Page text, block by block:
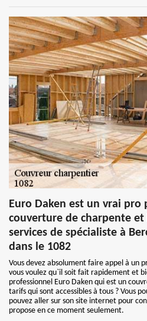
Euro Daken est un vrai pro
couverture de charpente et
services de spécialiste à
dans le 1082
Vous devez absolument faire appel à un
vous voulez qu`il soit fait rapidement et
professionnel Euro Daken qui est un
tarifs qui sont accessibles à tous ? Vous
pouvez aller sur son site internet pour
propose en ce moment seulement.